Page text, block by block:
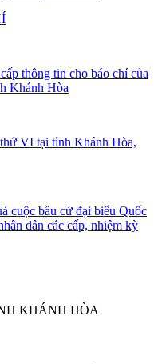
thông tin cho báo chí của
Khánh Hòa
VI tại tỉnh Khánh Hòa,
cuộc bầu cử đại biểu Quốc
dân các cấp, nhiệm kỳ
KHÁNH HÒA